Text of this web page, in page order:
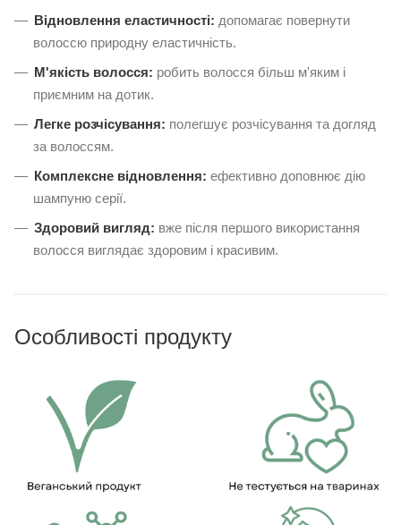
Відновлення еластичності: допомагає повернути
волоссю природну еластичність.
М'якість волосся: робить волосся більш м'яким і
приємним на дотик.
Легке розчісування: полегшує розчісування та догляд
за волоссям.
Комплексне відновлення: ефективно доповнює дію
шампуню серії.
Здоровий вигляд: вже після першого використання
волосся виглядає здоровим і красивим.
Особливості продукту